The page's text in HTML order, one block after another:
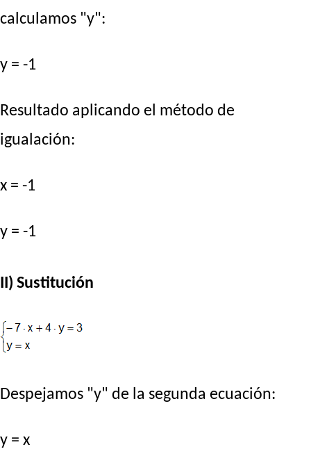
calculamos "y":
y = -1
Resultado aplicando el método de
igualación:
x = -1
y = -1
II) Sustitución
Despejamos "y" de la segunda ecuación:
y = x